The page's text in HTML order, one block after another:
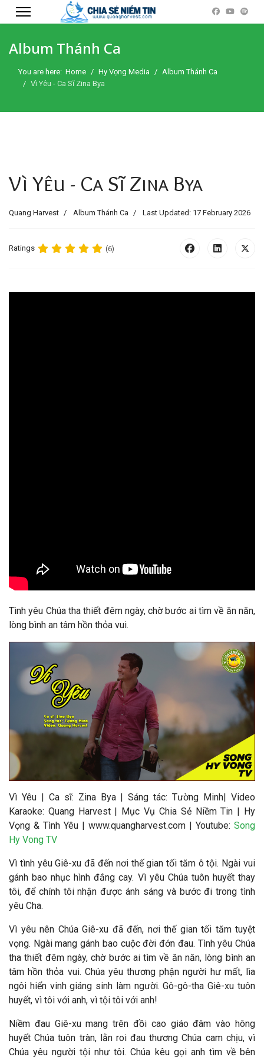
Album Thánh Ca
You are here: Home Hy Vọng Media
Album Thánh Ca
Vì Yêu - Ca Sĩ Zina Bya
Vì Yêu - Ca Sĩ Zina Bya
Quang Harvest Album Thánh Ca Last Updated: 17 February 2026
Ratings (6)
Tình yêu Chúa tha thiết đêm ngày, chờ bước ai tìm về ăn năn,
lòng bình an tâm hồn thỏa vui.
Vì Yêu| Ca sĩ: Zina Bya|Sáng tác: Tường Minh|Video
Karaoke: Quang Harvest | Mục Vụ Chia Sẻ Niềm Tin | Hy
Vọng & Tình Yêu | www.quangharvest.com | Youtube: Song
Hy Vong TV
Vì tình yêu Giê-xu đã đến nơi thế gian tối tăm ô tội. Ngài vui
gánh bao nhục hình đắng cay. Vì yêu Chúa tuôn huyết thay
tôi, để chính tôi nhận được ánh sáng và bước đi trong tình
yêu Cha.
Vì yêu nên Chúa Giê-xu đã đến, nơi thế gian tối tăm tuyệt
vọng. Ngài mang gánh bao cuộc đời đớn đau. Tình yêu Chúa
tha thiết đêm ngày, chờ bước ai tìm về ăn năn, lòng bình an
tâm hồn thỏa vui. Chúa yêu thương phận người hư mất, lìa
ngôi hiển vinh giáng sinh làm người. Gô-gô-tha Giê-xu tuôn
huyết, vì tôi với anh, vì tội tôi với anh!
Niềm đau Giê-xu mang trên đồi cao giáo đâm vào hông
huyết Chúa tuôn tràn, lằn roi đau thương Chúa cam chịu, vì
Chúa yêu người tội như tôi. Chúa kêu gọi anh tìm về bên